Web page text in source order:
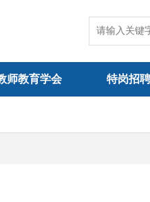
师教育学会 特岗招